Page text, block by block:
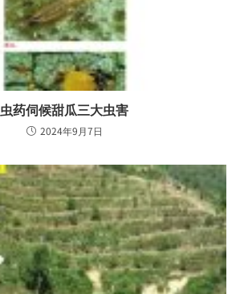
虫药伺候甜瓜三大虫害
2024年9月7日